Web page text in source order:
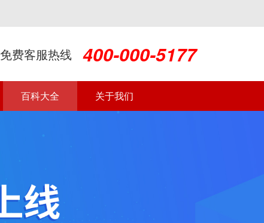
免费客服热线 400-000-5177
百科大全 关于我们